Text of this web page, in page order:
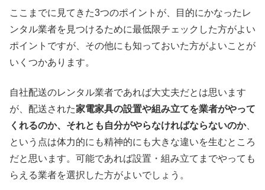
ここまでに見てきた3つのポイントが、目的にかなったレ
ンタル業者を見つけるために最低限チェックした方がよい
ポイントですが、その他にも知っておいた方がよいことが
いくつかあります。
自社配送のレンタル業者であれば大丈夫だとは思います
が、配送された家電家具の設置や組み立てを業者がやって
くれるのか、それとも自分がやらなければならないのか、
という点は体力的にも精神的にも大きな違いを生むところ
だと思います。可能であれば設置・組み立てまでやっても
らえる業者を選択した方がよいでしょう。